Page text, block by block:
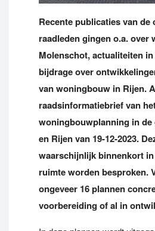
Recente publicaties van de
raadleden gingen o.a. over
Molenschot, actualiteiten
bijdrage over
van woningbouw in Rijen.
raadsinformatiebrief van
woningbouwplanning in de
en Rijen van 19-12-2023.
waarschijnlijk binnenkort
ruimte worden besproken.
ongeveer 16 plannen
voorbereiding of al in